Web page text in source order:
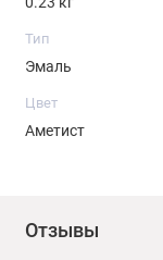
Тип
Эмаль
Цвет
Аметист
Отзывы